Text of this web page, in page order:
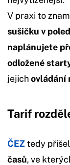
V praxi to
sušičku v
naplánujete
odložené
jejichovládání
Tarif
ČEZtedy
časů, ve